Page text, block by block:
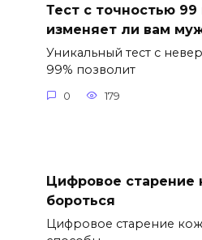
Тест с точностью
изменяет ли вам
Уникальный тест с
99% позволит
0 179
Цифровое старение
бороться
Цифровое старение